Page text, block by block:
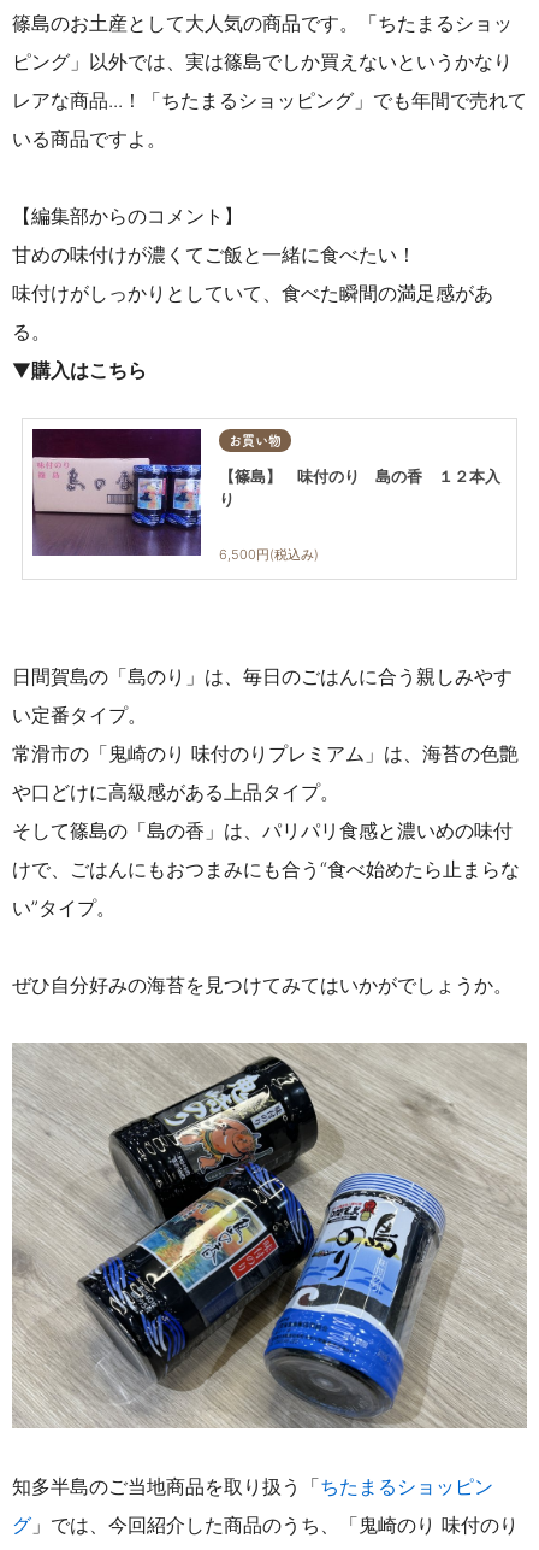
篠島のお土産として大人気の商品です。「ちたまるショッ
ピング」以外では、実は篠島でしか買えないというかなり
レアな商品...！「ちたまるショッピング」でも年間で売れて
いる商品ですよ。
【編集部からのコメント】
甘めの味付けが濃くてご飯と一緒に食べたい！
味付けがしっかりとしていて、食べた瞬間の満足感があ
る。
▼購入はこちら
お買い物
【篠島】 味付のり 島の香 １２本入
り
6,500円(税込み)
日間賀島の「島のり」は、毎日のごはんに合う親しみやす
い定番タイプ。
常滑市の「鬼崎のり 味付のりプレミアム 」は、海苔の色艶
や口どけに高級感がある上品タイプ。
そして篠島の「島の香」は、パリパリ食感と濃いめの味付
けで、ごはんにもおつまみにも合う“食べ始めたら止まらな
い”タイプ。
ぜひ自分好みの海苔を見つけてみてはいかがでしょうか。
知多半島のご当地商品を取り扱う「ちたまるショッピン
グ 」では、今回紹介した商品のうち、「鬼崎のり 味付のり